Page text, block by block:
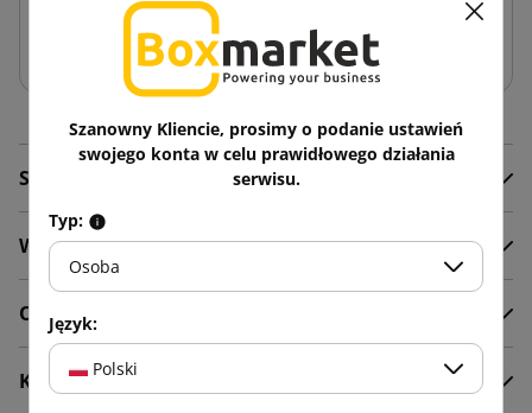
Dodaj do koszyka
Szczegóły produktu
Wideo
Opis
Komentarze
Szanowny Kliencie, prosimy o podanie ustawień
swojego konta w celu prawidłowego działania
serwisu.
Typ:
Osoba
Język:
Polski